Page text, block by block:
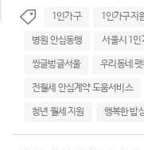
1인가구 1인가구지
병원 안심동행 서울시 1인
씽글벙글서울 우리동네
전월세 안심계약 도움서비스
청년 월세 지원 행복한 밥